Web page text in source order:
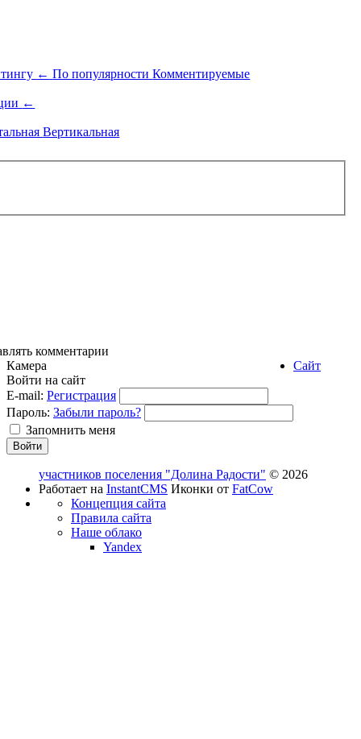
← По популярностиКомментируемые
←
Вертикальная
комментарии
Камера
Войти на сайт
E-mail: Регистрация
Пароль: Забыли пароль?
Запомнить меня
Сайт
участников поселения "Долина Радости" © 2026
Работает на InstantCMS Иконки от FatCow
Концепция сайта
Правила сайта
Наше облако
Yandex